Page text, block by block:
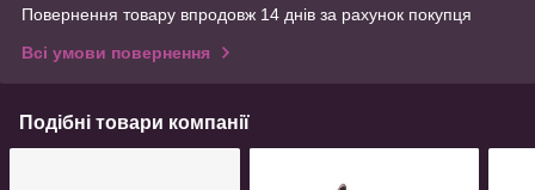
Повернення товару впродовж 14 днів за рахунок покупця
Всі умови повернення
Подібні товари компанії